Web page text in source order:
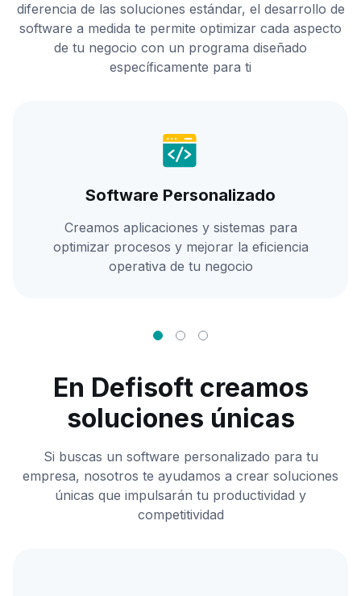
diferencia de las soluciones estándar, el desarrollo de
software a medida te permite optimizar cada aspecto
de tu negocio con un programa diseñado
específicamente para ti
Software Personalizado
Creamos aplicaciones y sistemas para
optimizar procesos y mejorar la eficiencia
operativa de tu negocio
En Defisoft creamos
soluciones únicas
Si buscas un software personalizado para tu
empresa, nosotros te ayudamos a crear soluciones
únicas que impulsarán tu productividad y
competitividad